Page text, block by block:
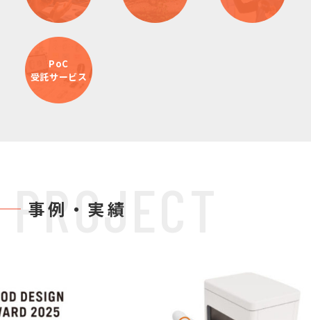
PoC
受託サービス
PROJECT
事例・実績